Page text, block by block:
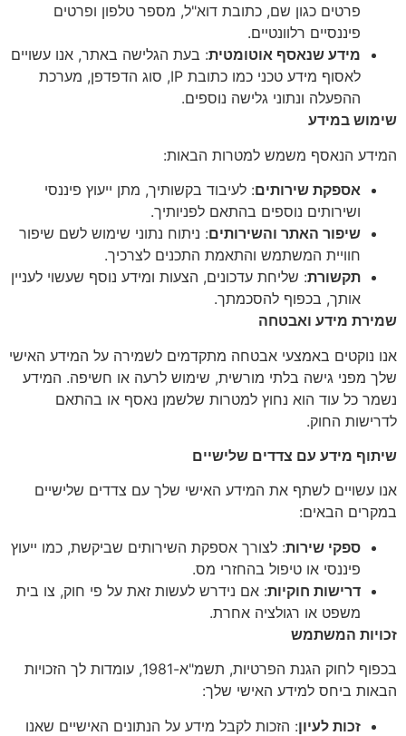
פרטים כגון שם, כתובת דוא"ל, מספר טלפון ופרטים
פיננסיים רלוונטיים.
מידע שנאסף אוטומטית: בעת הגלישה באתר, אנו עשויים
לאסוף מידע טכני כמו כתובת IP, סוג הדפדפן, מערכת
ההפעלה ונתוני גלישה נוספים.
שימוש במידע
המידע הנאסף משמש למטרות הבאות:
אספקת שירותים: לעיבוד בקשותיך, מתן ייעוץ פיננסי
ושירותים נוספים בהתאם לפניותיך.
שיפור האתר והשירותים: ניתוח נתוני שימוש לשם שיפור
חוויית המשתמש והתאמת התכנים לצרכיך.
תקשורת: שליחת עדכונים, הצעות ומידע נוסף שעשוי לעניין
אותך, בכפוף להסכמתך.
שמירת מידע ואבטחה
אנו נוקטים באמצעי אבטחה מתקדמים לשמירה על המידע האישי
שלך מפני גישה בלתי מורשית, שימוש לרעה או חשיפה. המידע
נשמר כל עוד הוא נחוץ למטרות שלשמן נאסף או בהתאם
לדרישות החוק.
שיתוף מידע עם צדדים שלישיים
אנו עשויים לשתף את המידע האישי שלך עם צדדים שלישיים
במקרים הבאים:
ספקי שירות: לצורך אספקת השירותים שביקשת, כמו ייעוץ
פיננסי או טיפול בהחזרי מס.
דרישות חוקיות: אם נידרש לעשות זאת על פי חוק, צו בית
משפט או רגולציה אחרת.
זכויות המשתמש
בכפוף לחוק הגנת הפרטיות, תשמ"א-1981, עומדות לך הזכויות
הבאות ביחס למידע האישי שלך:
זכות לעיון: הזכות לקבל מידע על הנתונים האישיים שאנו